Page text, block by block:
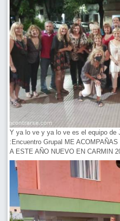
Y ya lo ve y ya lo ve es el equipo de
:Encuentro Grupal ME
A ESTE AÑO NUEVO EN CARMIN